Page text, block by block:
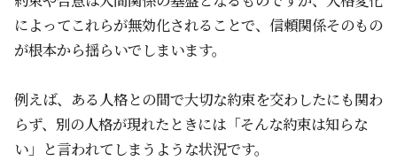
によってこれらが無効化されることで、信頼関係そのもの
が根本から揺らいでしまいます。
例えば、ある人格との間で大切な約束を交わしたにも関わ
らず、別の人格が現れたときには「そんな約束は知らな
い」と言われてしまうような状況です。